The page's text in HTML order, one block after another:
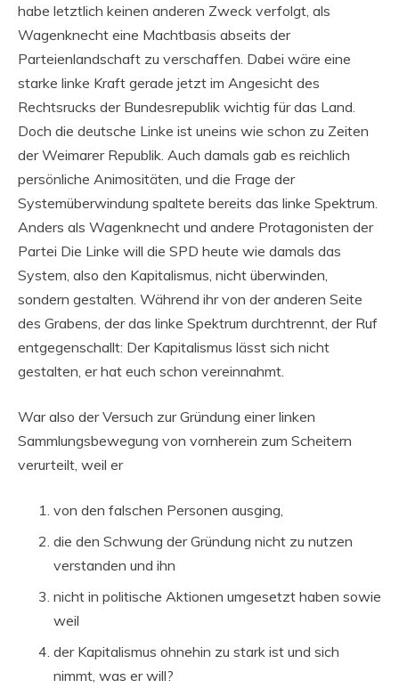
habe letztlich keinen anderen Zweck verfolgt, als
Wagenknecht eine Machtbasis abseits der
Parteienlandschaft zu verschaffen. Dabei wäre eine
starke linke Kraft gerade jetzt im Angesicht des
Rechtsrucks der Bundesrepublik wichtig für das Land.
Doch die deutsche Linke ist uneins wie schon zu Zeiten
der Weimarer Republik. Auch damals gab es reichlich
persönliche Animositäten, und die Frage der
Systemüberwindung spaltete bereits das linke Spektrum.
Anders als Wagenknecht und andere Protagonisten der
Partei Die Linke will die SPD heute wie damals das
System, also den Kapitalismus, nicht überwinden,
sondern gestalten. Während ihr von der anderen Seite
des Grabens, der das linke Spektrum durchtrennt, der Ruf
entgegenschallt: Der Kapitalismus lässt sich nicht
gestalten, er hat euch schon vereinnahmt.
War also der Versuch zur Gründung einer linken
Sammlungsbewegung von vornherein zum Scheitern
verurteilt, weil er
von den falschen Personen ausging,
die den Schwung der Gründung nicht zu nutzen
verstanden und ihn
nicht in politische Aktionen umgesetzt haben sowie
weil
der Kapitalismus ohnehin zu stark ist und sich
nimmt, was er will?